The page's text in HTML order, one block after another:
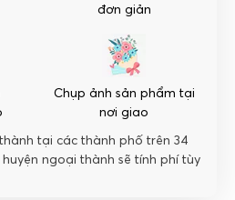
đơn giản
Chụp ảnh sản phẩm tại
nơi giao
tại các thành phố trên 34
ngoại thành sẽ tính phí tùy